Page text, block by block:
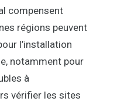
compensent
régions peuvent
l’installation
notamment pour
à
vérifier les sites